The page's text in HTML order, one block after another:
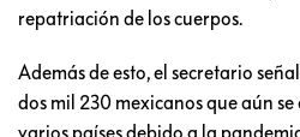
repatriación de los cuerpos.
Además de esto, el secretario
dos mil 230 mexicanos que aún
varios países debido a la